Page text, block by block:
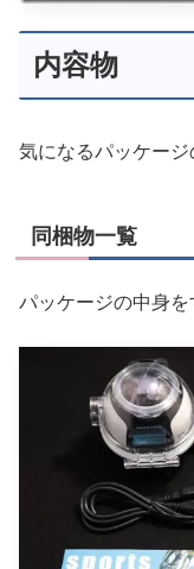
内容物
気になるパッケージ
同梱物一覧
パッケージの中身を